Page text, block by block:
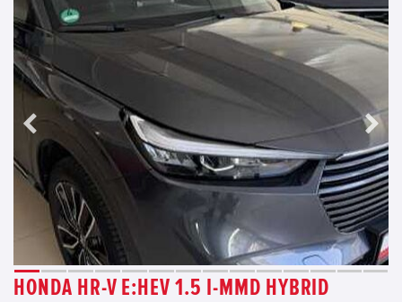
HONDA HR-V E:HEV 1.5 I-MMD HYBRID